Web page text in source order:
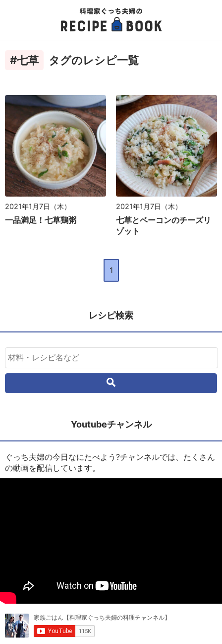
#七草 タグのレシピ一覧
2021年1月7日（木）
一品満足！七草鶏粥
2021年1月7日（木）
七草とベーコンのチーズリ
ゾット
1
レシピ検索
Youtubeチャンネル
ぐっち夫婦の今日なにたべよう?チャンネルでは、たくさん
の動画を配信しています。